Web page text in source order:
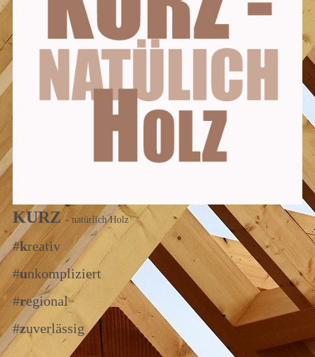
KURZ - natürlich Holz
#kreativ
#unkompliziert
#regional
#zuverlässig